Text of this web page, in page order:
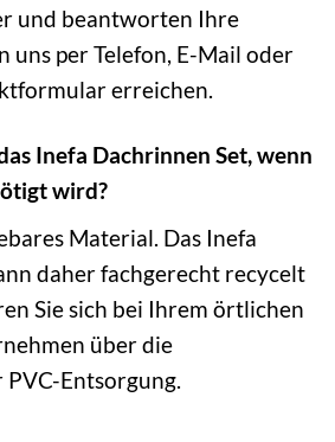
und beantworten Ihre
uns per Telefon, E-Mail oder
erreichen.
Inefa Dachrinnen Set, wenn
wird?
Material. Das Inefa
daher fachgerecht recycelt
Sie sich bei Ihrem örtlichen
über die
Entsorgung.